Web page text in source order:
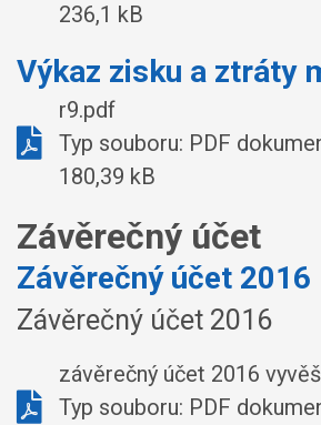
236,1 kB
Výkaz zisku a ztráty
r9.pdf
Typ souboru: PDF
180,39 kB
Závěrečný účet
Závěrečný účet 2016
Závěrečný účet 2016
závěrečný účet 2016
Typ souboru: PDF